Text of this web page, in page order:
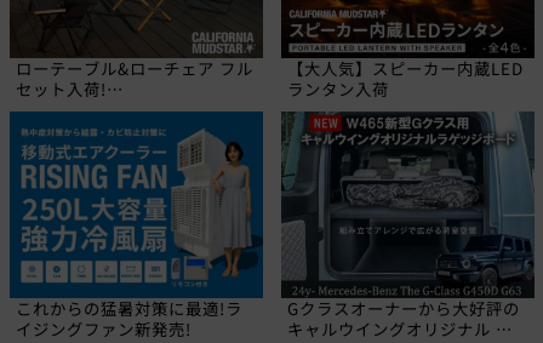
ローテーブル&ローチェア フル
セット入荷!
【CALIFORNIA MUDSTAR】
【大人気】スピーカー内蔵LED
ランタン入荷
これからの猛暑対策に最適!ラ
イジングファン新発売!
Gクラスオーナーから大好評の
キャルウイングオリジナル ラ